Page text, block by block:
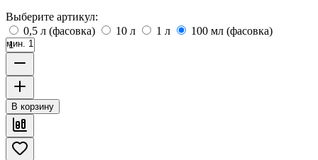
Выберите артикул:
0,5 л (фасовка)
10 л 1 л 100 мл (фасовка)
мин. 1
В корзину